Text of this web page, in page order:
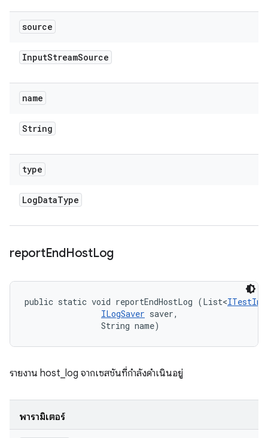
source
InputStreamSource
name
String
type
LogDataType
reportEndHostLog
public static void reportEndHostLog (List<
ILogSaver saver,
                String name)
รายงาน host_log จากเซสชันที่กำลังดำเนินอยู่
พารามิเตอร์